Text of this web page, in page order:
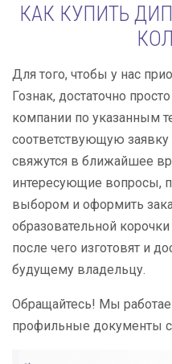
КАК КУПИТЬ
Для того, чтобы у нас
Гознак, достаточно
компании по указанным
соответствующую заявку
свяжутся в ближайшее
интересующие вопросы,
выбором и оформить
образовательной
после чего изготовят и
будущему владельцу.
Обращайтесь! Мы
профильные документы с